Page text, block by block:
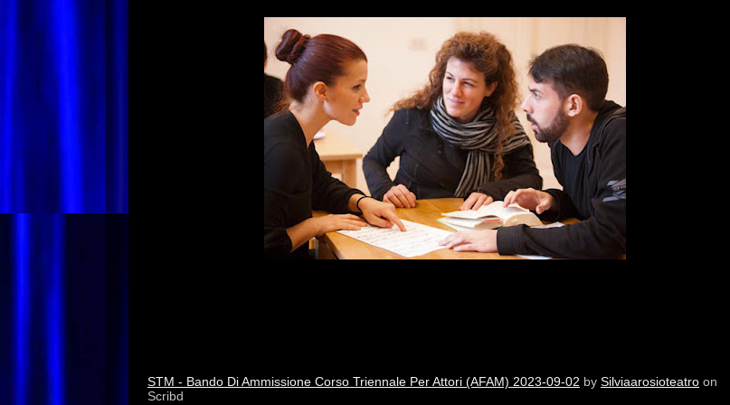
STM - Bando Di Ammissione Corso Triennale Per Attori (AFAM) 2023-09-02 by Silviaarosioteatro on
Scribd